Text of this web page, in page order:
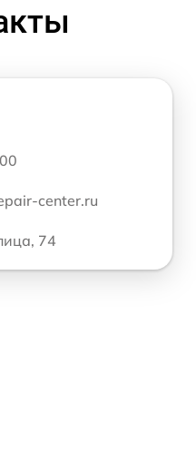
center.ru
74